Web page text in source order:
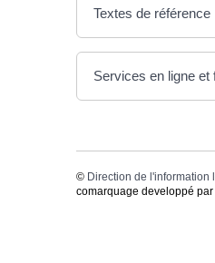
Textes de référence
Services en ligne et
© Direction de l'information
comarquage developpé par